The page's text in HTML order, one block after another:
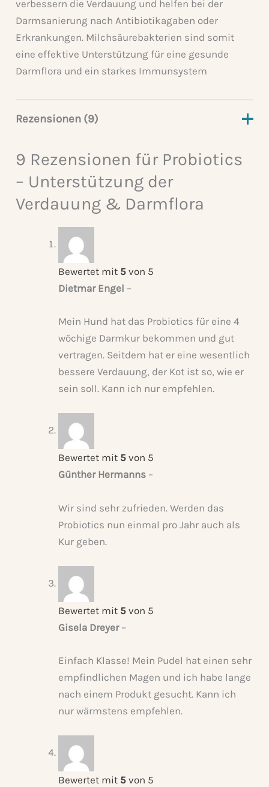
verbessern die Verdauung und helfen bei der
Darmsanierung nach Antibiotikagaben oder
Erkrankungen. Milchsäurebakterien sind somit
eine effektive Unterstützung für eine gesunde
Darmflora und ein starkes Immunsystem
Rezensionen (9)
9 Rezensionen für Probiotics
– Unterstützung der
Verdauung & Darmflora
Bewertet mit 5 von 5
Dietmar Engel –
Mein Hund hat das Probiotics für eine 4
wöchige Darmkur bekommen und gut
vertragen. Seitdem hat er eine wesentlich
bessere Verdauung, der Kot ist so, wie er
sein soll. Kann ich nur empfehlen.
Bewertet mit 5 von 5
Günther Hermanns –
Wir sind sehr zufrieden. Werden das
Probiotics nun einmal pro Jahr auch als
Kur geben.
Bewertet mit 5 von 5
Gisela Dreyer –
Einfach Klasse! Mein Pudel hat einen sehr
empfindlichen Magen und ich habe lange
nach einem Produkt gesucht. Kann ich
nur wärmstens empfehlen.
Bewertet mit 5 von 5